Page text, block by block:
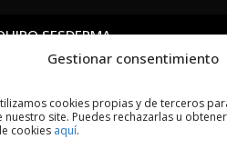
Gestionar consentimiento
cookies propias y de terceros
nuestro site. Puedes rechazarlas u
cookies aquí.
SESDERMA
POLÍTICA DE PRIVACIDAD